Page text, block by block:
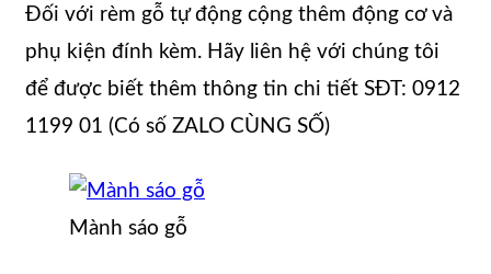
Đối với rèm gỗ tự động cộng thêm động cơ và
phụ kiện đính kèm. Hãy liên hệ với chúng tôi
để được biết thêm thông tin chi tiết SĐT: 0912
1199 01 (Có số ZALO CÙNG SỐ)
Mành sáo gỗ